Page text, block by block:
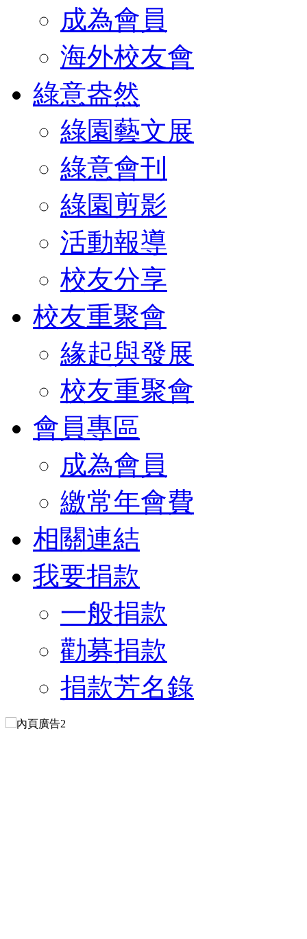
成為會員
海外校友會
綠意盎然
綠園藝文展
綠意會刊
綠園剪影
活動報導
校友分享
校友重聚會
緣起與發展
校友重聚會
會員專區
成為會員
繳常年會費
相關連結
我要捐款
一般捐款
勸募捐款
捐款芳名錄